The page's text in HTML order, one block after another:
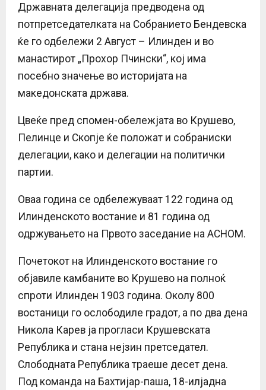
Државната делегација предводена од
потпретседателката на Собранието Бендевска
ќе го одбележи 2 Август – Илинден и во
манастирот „Прохор Пчински“, кој има
посебно значење во историјата на
македонската држава.
Цвеќе пред спомен-обележјата во Крушево,
Пелинце и Скопје ќе положат и собраниски
делегации, како и делегации на политички
партии.
Оваа година се одбележуваат 122 година од
Илинденското востание и 81 година од
одржувањето на Првото заседание на АСНОМ.
Почетокот на Илинденското востание го
објавиле камбаните во Крушево на полноќ
спроти Илинден 1903 година. Околу 800
востаници го ослободиле градот, а по два дена
Никола Карев ја прогласи Крушевската
Република и стана нејзин претседател.
Слободната Република траеше десет дена.
Под команда на Бахтијар-паша, 18-илјадна